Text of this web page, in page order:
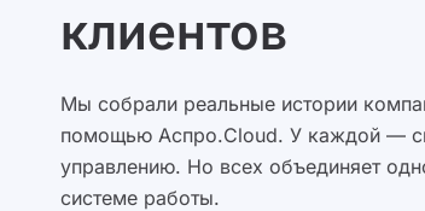
клиентов
Мы собрали реальные истории
помощью Аспро.Cloud. У каждой —
управлению. Но всех объединяет
системе работы.